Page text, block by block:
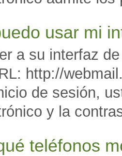
usar mi
a su interfaz
http://
de sesión,
y la
teléfonos